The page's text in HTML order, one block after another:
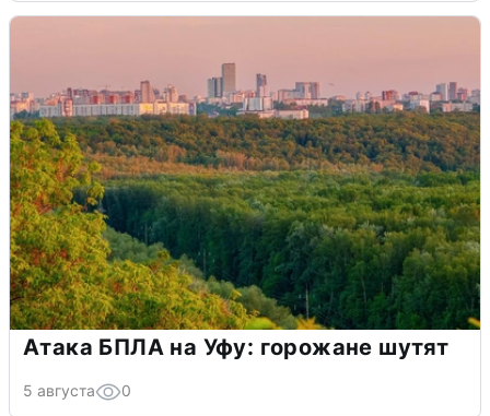
Атака БПЛА на Уфу: горожане шутят
5 августа 0